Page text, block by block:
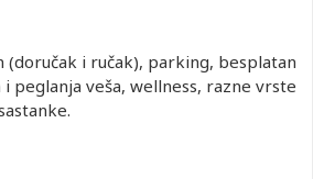
(doručak i ručak), parking, besplatan
peglanja veša, wellness, razne vrste